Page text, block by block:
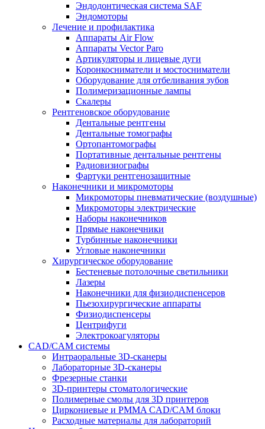
Эндодонтическая система SAF
Эндомоторы
Лечение и профилактика
Аппараты Air Flow
Аппараты Vector Paro
Артикуляторы и лицевые дуги
Коронкосниматели и мостосниматели
Оборудование для отбеливания зубов
Полимеризационные лампы
Скалеры
Рентгеновское оборудование
Дентальные рентгены
Дентальные томографы
Ортопантомографы
Портативные дентальные рентгены
Радиовизиографы
Фартуки рентгенозащитные
Наконечники и микромоторы
Микромоторы пневматические (воздушные)
Микромоторы электрические
Наборы наконечников
Прямые наконечники
Турбинные наконечники
Угловые наконечники
Хирургическое оборудование
Бестеневые потолочные светильники
Лазеры
Наконечники для физиодиспенсеров
Пьезохирургические аппараты
Физиодиспенсеры
Центрифуги
Электрокоагуляторы
CAD/CAM системы
Интраоральные 3D-сканеры
Лабораторные 3D-сканеры
Фрезерные станки
3D-принтеры стоматологические
Полимерные смолы для 3D принтеров
Циркониевые и PMMA CAD/CAM блоки
Расходные материалы для лабораторий